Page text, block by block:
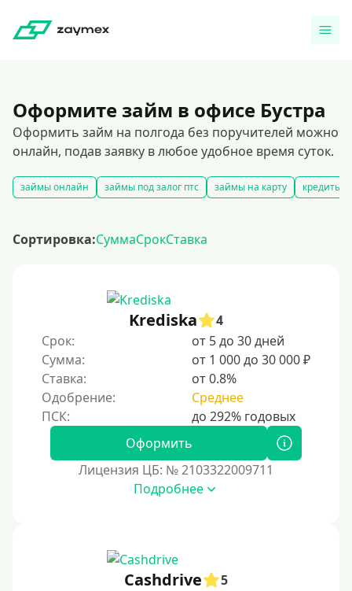
Оформите займ в офисе Бустра
Оформить займ на полгода без поручителей можно
онлайн, подав заявку в любое удобное время суток.
займы онлайн займы под залог птс займы на карту кредиты и
Сортировка:СуммаСрокСтавка
Krediska
4
Срок:
от 5 до 30 дней
Сумма:
от 1 000 до 30 000 ₽
Ставка:
от 0.8%
Одобрение:
Среднее
Оформить
Лицензия ЦБ: № 2103322009711
Подробнее
Cashdrive
5